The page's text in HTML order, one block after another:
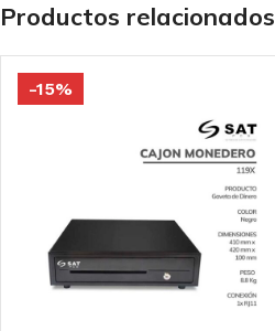
Productos relacionados
-15%